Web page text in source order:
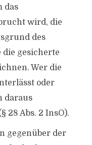
das
wird, die
des
gesicherte
Wer die
oder
daraus
28 Abs. 2 InsO).
gegenüber der